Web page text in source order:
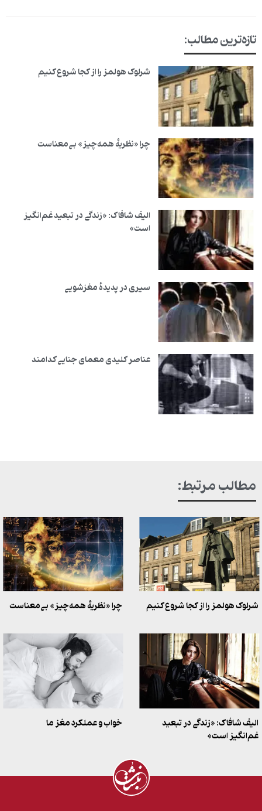
تازه‌ترین مطالب:
شرلوک هولمز را از کجا شروع کنیم
چرا «نظریهٔ همه‌چیز» بی‌معناست
الیف شافاک: «زندگی در تبعید غم‌انگیز
است»
سیری در پدیدهٔ مغزشویی
عناصر کلیدی معمای جنایی کدامند
مطالب مرتبط:
شرلوک هولمز را از کجا شروع کنیم چرا «نظریهٔ همه‌چیز» بی‌معناست
الیف شافاک: «زندگی در تبعید
غم‌انگیز است»
خواب و عملکرد مغز ما